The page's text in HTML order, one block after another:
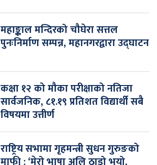
महाङ्काल मन्दिरको चौघेरा सत्तल
पुनःनिर्माण सम्पन्न, महानगरद्वारा उद्घाटन
कक्षा १२ को मौका परीक्षाको नतिजा
सार्वजनिक, ८१.१९ प्रतिशत विद्यार्थी सबै
विषयमा उत्तीर्ण
राष्ट्रिय सभामा गृहमन्त्री सुधन गुरुङको